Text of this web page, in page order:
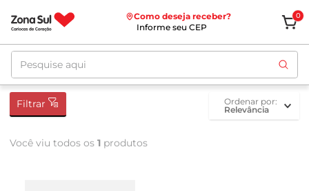
Como deseja receber?
Informe seu CEP
0
Pesquise aqui
Filtrar
ordenar por
Relevância
Você viu todos os 1 produtos